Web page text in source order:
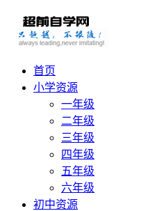
首页
小学资源
一年级
二年级
三年级
四年级
五年级
六年级
初中资源